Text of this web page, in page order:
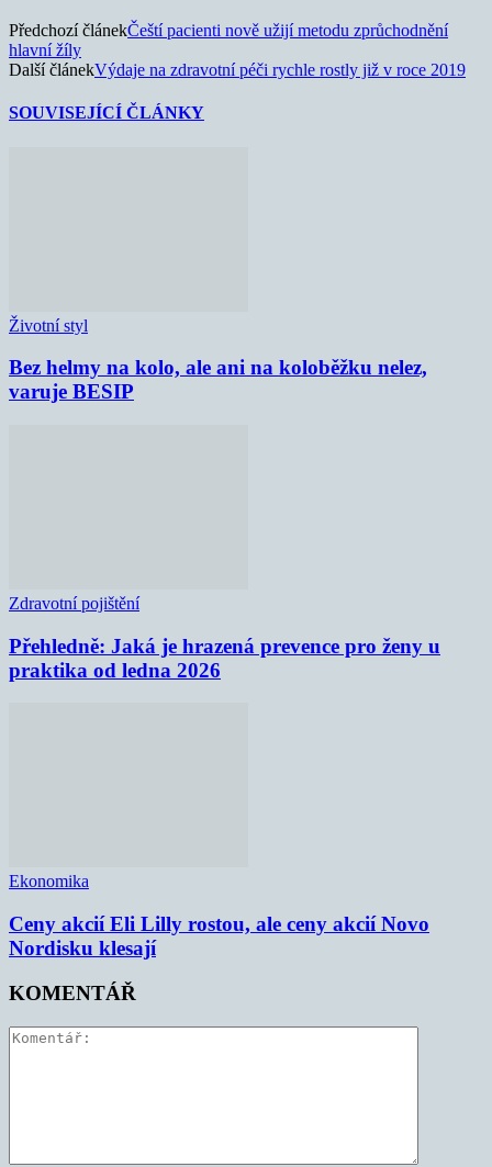
Předchozí článekČeští pacienti nově užijí metodu zprůchodnění
hlavní žíly
Další článekVýdaje na zdravotní péči rychle rostly již v roce 2019
SOUVISEJÍCÍ ČLÁNKY
Životní styl
Bez helmy na kolo, ale ani na koloběžku nelez,
varuje BESIP
Zdravotní pojištění
Přehledně: Jaká je hrazená prevence pro ženy u
praktika od ledna 2026
Ekonomika
Ceny akcií Eli Lilly rostou, ale ceny akcií Novo
Nordisku klesají
KOMENTÁŘ